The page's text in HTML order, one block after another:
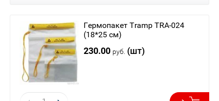
Гермопакет Tramp TRA-024
(18*25 см)
230.00 руб. (шт)